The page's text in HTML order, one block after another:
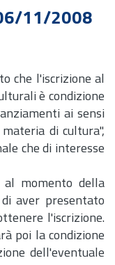
06/11/2008
che l'iscrizione al
è condizione
ai sensi
di cultura",
che di interesse
momento della
aver presentato
l'iscrizione.
poi la condizione
dell'eventuale